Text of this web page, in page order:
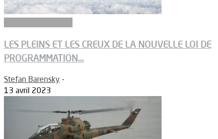
LES PLEINS ET LES CREUX DE LA NOUVELLE LOI DE
PROGRAMMATION...
Stefan Barensky -
13 avril 2023